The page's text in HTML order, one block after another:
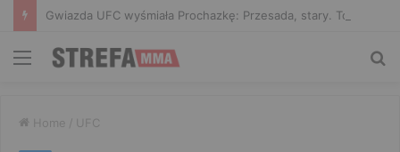
Menu
Home / UFC